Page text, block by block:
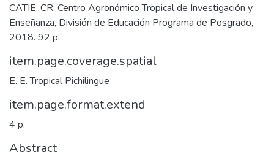
CATIE, CR: Centro Agronómico Tropical de Investigación y
Enseñanza, División de Educación Programa de Posgrado,
2018. 92 p.
item.page.coverage.spatial
E. E. Tropical Pichilingue
item.page.format.extend
4 p.
Abstract